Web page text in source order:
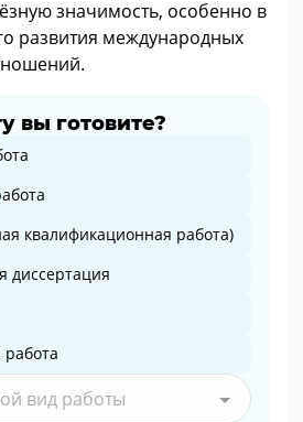
значимость, особенно в
развития международных
вы готовите?
квалификационная работа)
диссертация
вид работы